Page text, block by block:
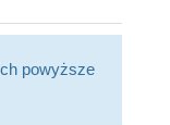
powyższe